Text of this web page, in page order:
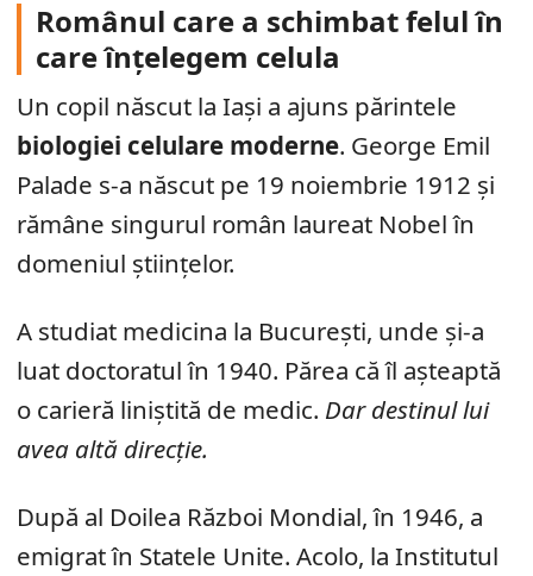
Românul care a schimbat felul în
care înțelegem celula
Un copil născut la Iași a ajuns părintele
biologiei celulare moderne. George Emil
Palade s-a născut pe 19 noiembrie 1912 și
rămâne singurul român laureat Nobel în
domeniul științelor.
A studiat medicina la București, unde și-a
luat doctoratul în 1940. Părea că îl așteaptă
o carieră liniștită de medic. Dar destinul lui
avea altă direcție.
După al Doilea Război Mondial, în 1946, a
emigrat în Statele Unite. Acolo, la Institutul